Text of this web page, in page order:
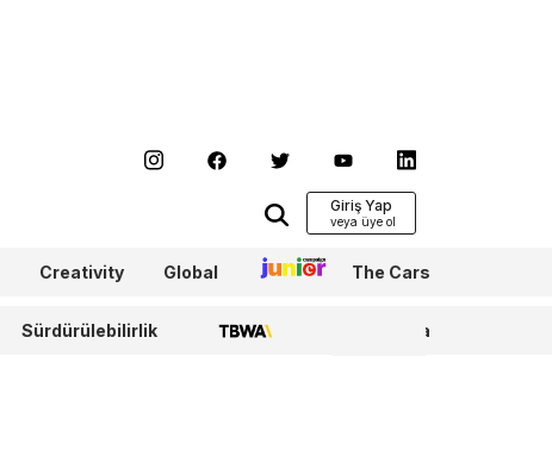
Giriş Yap
Creativity Global Junior The Cars
Sürdürülebilirlik TBWA WPP Media